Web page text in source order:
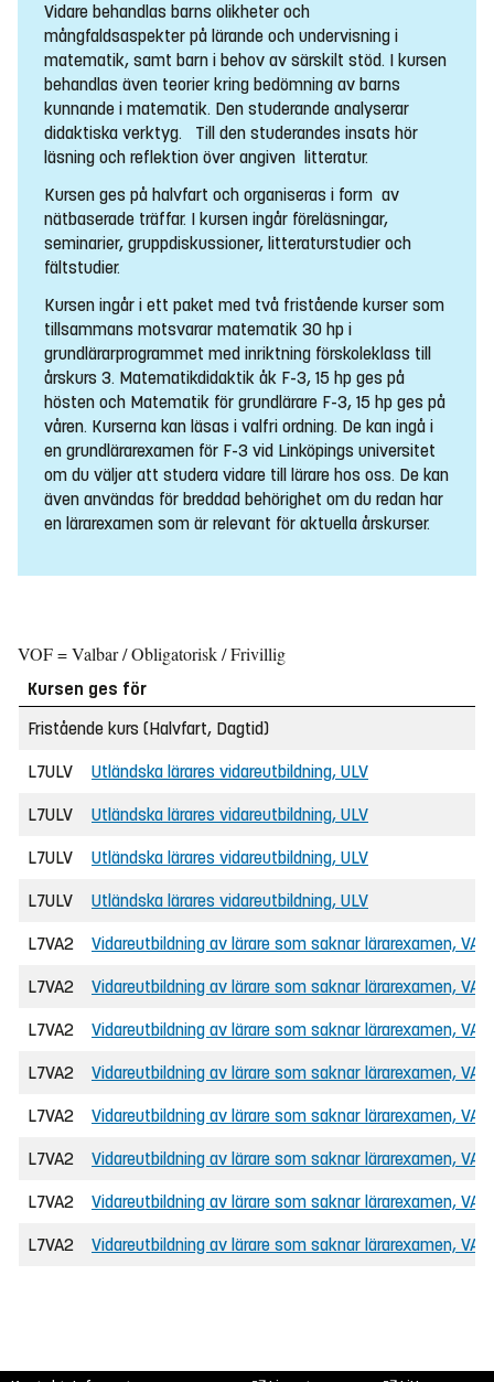
Vidare behandlas barns olikheter och
mångfaldsaspekter på lärande och undervisning i
matematik, samt barn i behov av särskilt stöd. I kursen
behandlas även teorier kring bedömning av barns
kunnande i matematik. Den studerande analyserar
didaktiska verktyg. Till den studerandes insats hör
läsning och reflektion över angiven litteratur.
Kursen ges på halvfart och organiseras i form av
nätbaserade träffar. I kursen ingår föreläsningar,
seminarier, gruppdiskussioner, litteraturstudier och
fältstudier.
Kursen ingår i ett paket med två fristående kurser som
tillsammans motsvarar matematik 30 hp i
grundlärarprogrammet med inriktning förskoleklass till
årskurs 3. Matematikdidaktik åk F-3, 15 hp ges på
hösten och Matematik för grundlärare F-3, 15 hp ges på
våren. Kurserna kan läsas i valfri ordning. De kan ingå i
en grundlärarexamen för F-3 vid Linköpings universitet
om du väljer att studera vidare till lärare hos oss. De kan
även användas för breddad behörighet om du redan har
en lärarexamen som är relevant för aktuella årskurser.
VOF = Valbar / Obligatorisk / Frivillig
Kursen ges för
Fristående kurs (Halvfart, Dagtid)
L7ULV Utländska lärares vidareutbildning, ULV
L7ULV Utländska lärares vidareutbildning, ULV
L7ULV Utländska lärares vidareutbildning, ULV
L7ULV Utländska lärares vidareutbildning, ULV
L7VA2 Vidareutbildning av lärare som saknar lärarexamen, VAL
L7VA2 Vidareutbildning av lärare som saknar lärarexamen, VAL
L7VA2 Vidareutbildning av lärare som saknar lärarexamen, VAL
L7VA2 Vidareutbildning av lärare som saknar lärarexamen, VAL
L7VA2 Vidareutbildning av lärare som saknar lärarexamen, VAL
L7VA2 Vidareutbildning av lärare som saknar lärarexamen, VAL
L7VA2 Vidareutbildning av lärare som saknar lärarexamen, VAL
L7VA2 Vidareutbildning av lärare som saknar lärarexamen, VAL